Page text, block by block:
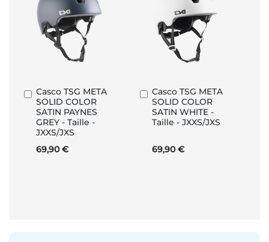
Casco TSG META
SOLID COLOR
SATIN PAYNES
GREY - Taille -
JXXS/JXS
69,90 €
Aggiungi
al
Carrello
Casco TSG META
SOLID COLOR
SATIN WHITE -
Taille - JXXS/JXS
69,90 €
Aggiungi
al
Carrello